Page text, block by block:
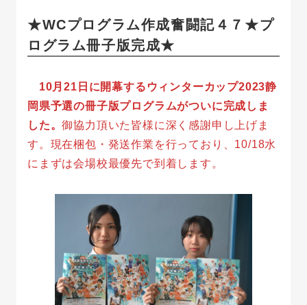
★WCプログラム作成奮闘記４７★プ
ログラム冊子版完成★
10月21日に開幕するウィンターカップ2023静
岡県予選の冊子版プログラムがついに完成しま
した。御協力頂いた皆様に深く感謝申し上げま
す。現在梱包・発送作業を行っており、10/18水
にまずは会場校最優先で到着します。